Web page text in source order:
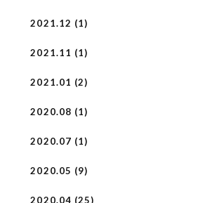
2021.12 (1)
2021.11 (1)
2021.01 (2)
2020.08 (1)
2020.07 (1)
2020.05 (9)
2020.04 (25)